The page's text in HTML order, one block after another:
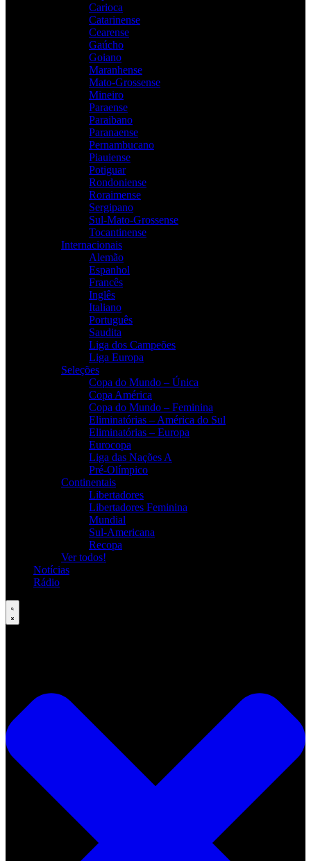
Carioca
Catarinense
Cearense
Gaúcho
Goiano
Maranhense
Mato-Grossense
Mineiro
Paraense
Paraibano
Paranaense
Pernambucano
Piauiense
Potiguar
Rondoniense
Roraimense
Sergipano
Sul-Mato-Grossense
Tocantinense
Internacionais
Alemão
Espanhol
Francês
Inglês
Italiano
Português
Saudita
Liga dos Campeões
Liga Europa
Seleções
Copa do Mundo – Única
Copa América
Copa do Mundo – Feminina
Eliminatórias – América do Sul
Eliminatórias – Europa
Eurocopa
Liga das Nações A
Pré-Olímpico
Continentais
Libertadores
Libertadores Feminina
Mundial
Sul-Americana
Recopa
Ver todos!
Notícias
Rádio